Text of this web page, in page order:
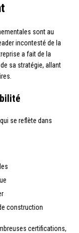
sont au
incontesté de la
a fait de la
sa stratégie, allant
se reflète dans
construction
certifications,